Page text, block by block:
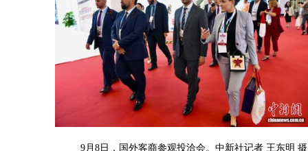
9月8日，国外客商参观投洽会。中新社记者 王东明 摄